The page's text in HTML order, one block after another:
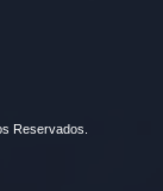
Reservados.